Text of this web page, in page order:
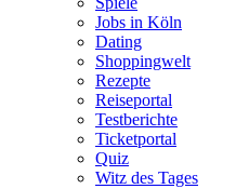
Jobs in Köln
Dating
Shoppingwelt
Rezepte
Reiseportal
Testberichte
Ticketportal
Quiz
Witz des Tages